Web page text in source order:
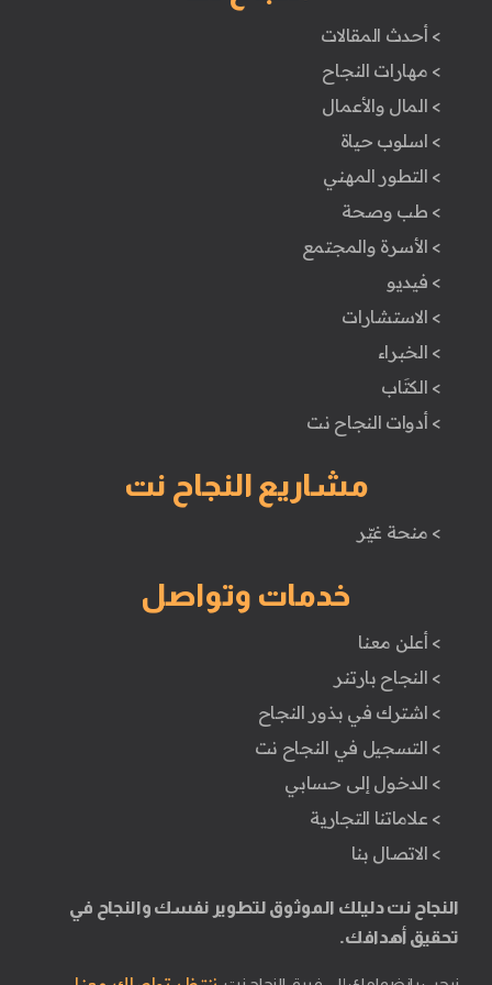
> أحدث المقالات
> مهارات النجاح
> المال والأعمال
> اسلوب حياة
> التطور المهني
> طب وصحة
> الأسرة والمجتمع
> فيديو
> الاستشارات
> الخبراء
> الكتَاب
> أدوات النجاح نت
مشاريع النجاح نت
> منحة غيّر
خدمات وتواصل
> أعلن معنا
> النجاح بارتنر
> اشترك في بذور النجاح
> التسجيل في النجاح نت
> الدخول إلى حسابي
> علاماتنا التجارية
> الاتصال بنا
النجاح نت دليلك الموثوق لتطوير نفسك والنجاح في
تحقيق أهدافك.